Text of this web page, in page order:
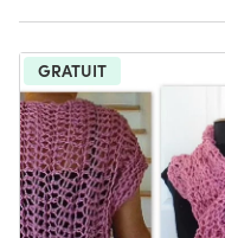
GRATUIT